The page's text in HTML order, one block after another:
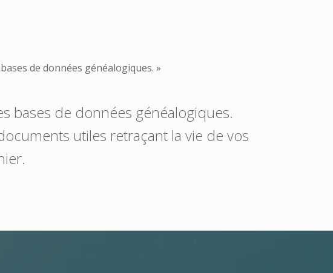
de données généalogiques. »
bases de données généalogiques.
utiles retraçant la vie de vos